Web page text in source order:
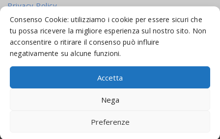
Consenso Cookie: utilizziamo i cookie per essere sicuri che
tu possa ricevere la migliore esperienza sul nostro sito. Non
acconsentire o ritirare il consenso può influire
negativamente su alcune funzioni.
Accetta
Nega
Preferenze
Privacy Policy
Cookie Policy
MADE WEB SOLUTIONS